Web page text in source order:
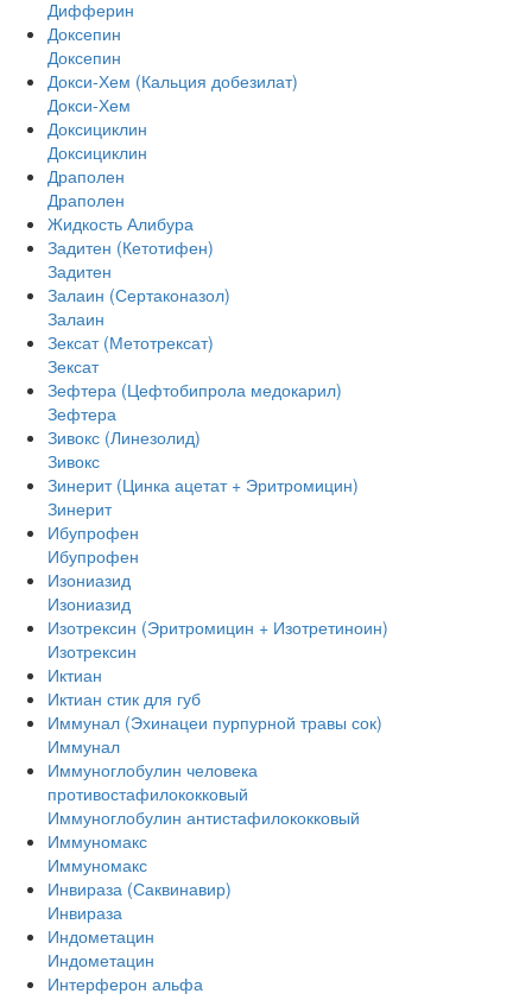
Дифферин
Доксепин
Доксепин
Докси-Хем (Кальция добезилат)
Докси-Хем
Доксициклин
Доксициклин
Драполен
Драполен
Жидкость Алибура
Задитен (Кетотифен)
Задитен
Залаин (Сертаконазол)
Залаин
Зексат (Метотрексат)
Зексат
Зефтера (Цефтобипрола медокарил)
Зефтера
Зивокс (Линезолид)
Зивокс
Зинерит (Цинка ацетат + Эритромицин)
Зинерит
Ибупрофен
Ибупрофен
Изониазид
Изониазид
Изотрексин (Эритромицин + Изотретиноин)
Изотрексин
Иктиан
Иктиан стик для губ
Иммунал (Эхинацеи пурпурной травы сок)
Иммунал
Иммуноглобулин человека
противостафилококковый
Иммуноглобулин антистафилококковый
Иммуномакс
Иммуномакс
Инвираза (Саквинавир)
Инвираза
Индометацин
Индометацин
Интерферон альфа